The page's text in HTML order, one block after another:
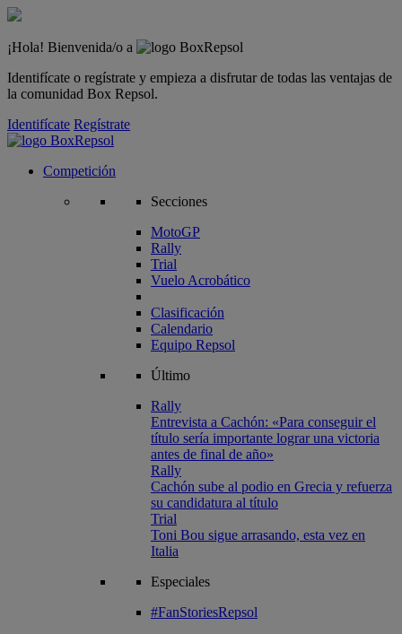
¡Hola! Bienvenida/o a
Identifícate o regístrate y empieza a disfrutar de todas las ventajas de
la comunidad Box Repsol.
Identifícate Regístrate
Competición
Secciones
MotoGP
Rally
Trial
Vuelo Acrobático
Clasificación
Calendario
Equipo Repsol
Último
Rally
Entrevista a Cachón: «Para conseguir el
título sería importante lograr una victoria
antes de final de año»
Rally
Cachón sube al podio en Grecia y refuerza
su candidatura al título
Trial
Toni Bou sigue arrasando, esta vez en
Italia
Especiales
#FanStoriesRepsol